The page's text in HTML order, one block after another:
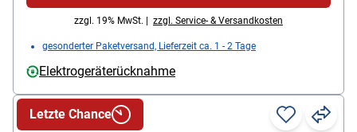
/ dimmbar / Tiefentladeschutz, Lieferumfang:
Baustrahler
zzgl. 19% MwSt. | zzgl. Service- & Versandkosten
gesonderter Paketversand, Lieferzeit ca. 1 - 2 Tage
Elektrogeräterücknahme
Letzte Chance